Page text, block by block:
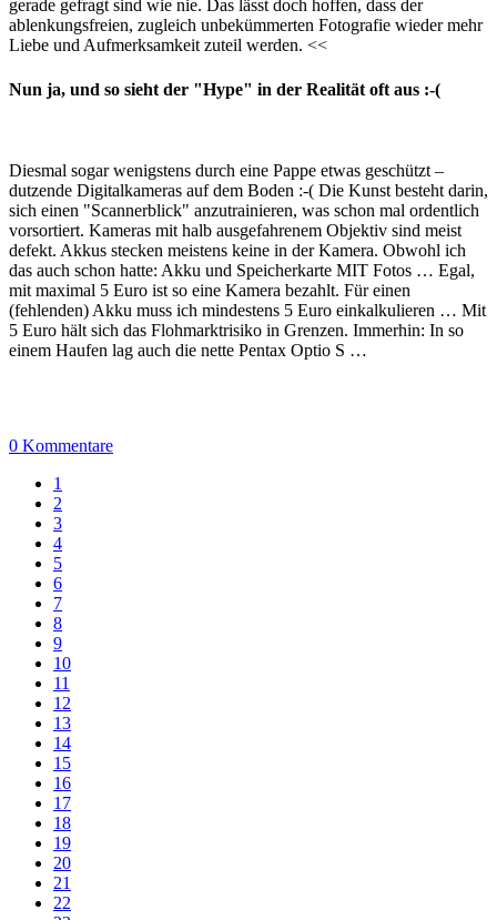
gerade gefragt sind wie nie. Das lässt doch hoffen, dass der
ablenkungsfreien, zugleich unbekümmerten Fotografie wieder mehr
Liebe und Aufmerksamkeit zuteil werden. <<
Nun ja, und so sieht der "Hype" in der Realität oft aus :-(
Diesmal sogar wenigstens durch eine Pappe etwas geschützt –
dutzende Digitalkameras auf dem Boden :-( Die Kunst besteht darin,
sich einen "Scannerblick" anzutrainieren, was schon mal ordentlich
vorsortiert. Kameras mit halb ausgefahrenem Objektiv sind meist
defekt. Akkus stecken meistens keine in der Kamera. Obwohl ich
das auch schon hatte: Akku und Speicherkarte MIT Fotos … Egal,
mit maximal 5 Euro ist so eine Kamera bezahlt. Für einen
(fehlenden) Akku muss ich mindestens 5 Euro einkalkulieren … Mit
5 Euro hält sich das Flohmarktrisiko in Grenzen. Immerhin: In so
einem Haufen lag auch die nette Pentax Optio S …
0 Kommentare
1
2
3
4
5
6
7
8
9
10
11
12
13
14
15
16
17
18
19
20
21
22